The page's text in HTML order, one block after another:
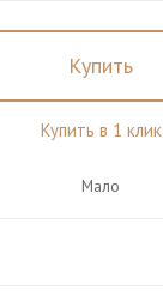
Купить
Купить в 1 клик
Мало